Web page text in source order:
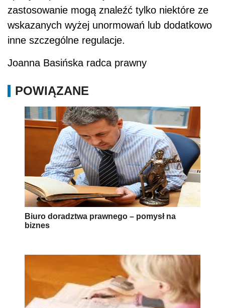
zastosowanie mogą znaleźć tylko niektóre ze
wskazanych wyżej unormowań lub dodatkowo
inne szczególne regulacje.
Joanna Basińska radca prawny
POWIĄZANE
Biuro doradztwa prawnego – pomysł na
biznes